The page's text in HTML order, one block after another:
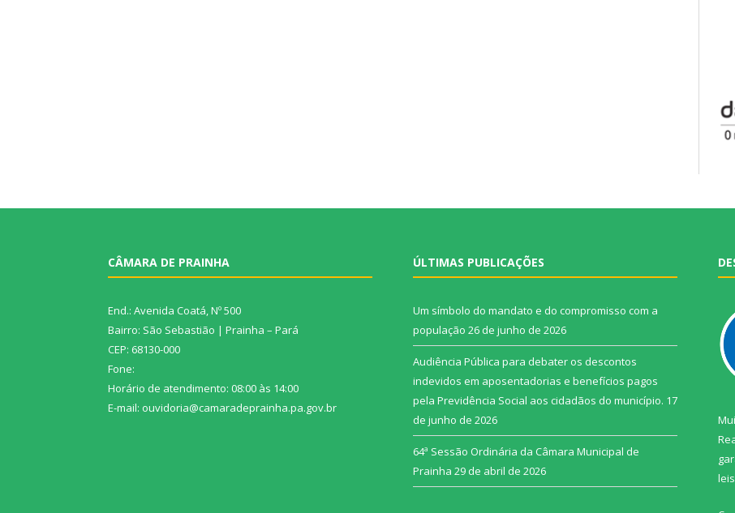
CÂMARA DE PRAINHA
End.: Avenida Coatá, Nº 500
Bairro: São Sebastião | Prainha – Pará
CEP: 68130-000
Fone:
Horário de atendimento: 08:00 às 14:00
E-mail: ouvidoria@camaradeprainha.pa.gov.br
ÚLTIMAS PUBLICAÇÕES
Um símbolo do mandato e do compromisso com a
população 26 de junho de 2026
Audiência Pública para debater os descontos
indevidos em aposentadorias e benefícios pagos
pela Previdência Social aos cidadãos do município. 17
de junho de 2026
64ª Sessão Ordinária da Câmara Municipal de
Prainha 29 de abril de 2026